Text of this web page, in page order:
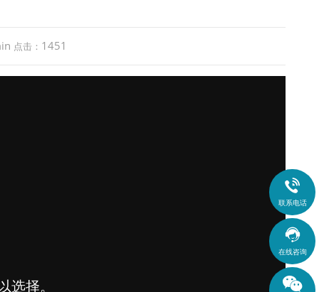
点击： 1451

联系电话

在线咨询